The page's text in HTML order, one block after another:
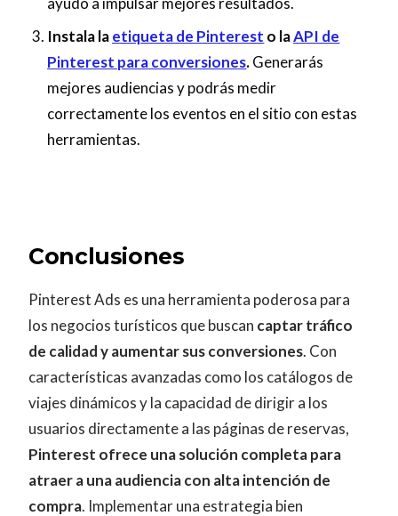
Instala laetiqueta de Pinterest o laAPI de
Pinterest para conversiones.Generarás
mejores audiencias y podrás medir
correctamente los eventos en el sitio con estas
herramientas.
Conclusiones
Pinterest Ads es una herramienta poderosa para
los negocios turísticos que buscan captar tráfico
de calidad y aumentar sus conversiones. Con
características avanzadas como los catálogos de
viajes dinámicos y la capacidad de dirigir a los
usuarios directamente a las páginas de reservas,
Pinterest ofrece una solución completa para
atraer a una audiencia con alta intención de
compra. Implementar una estrategia bien